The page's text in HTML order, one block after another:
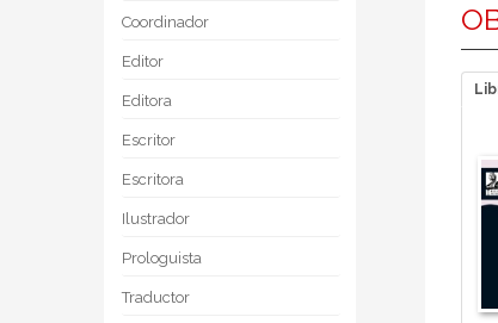
Coordinador
Editor
Editora
Escritor
Escritora
Ilustrador
Prologuista
Traductor